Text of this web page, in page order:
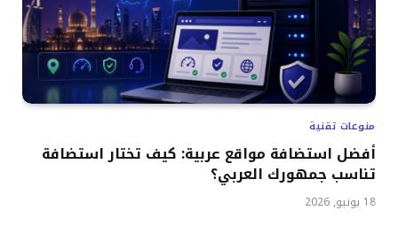
منوعات تقنية
أفضل استضافة مواقع عربية: كيف تختار استضافة
تناسب جمهورك العربي؟
18 يونيو, 2026